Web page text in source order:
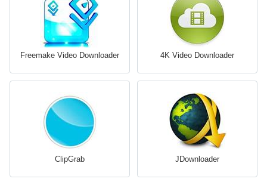
Freemake Video Downloader 4K Video Downloader
ClipGrab JDownloader